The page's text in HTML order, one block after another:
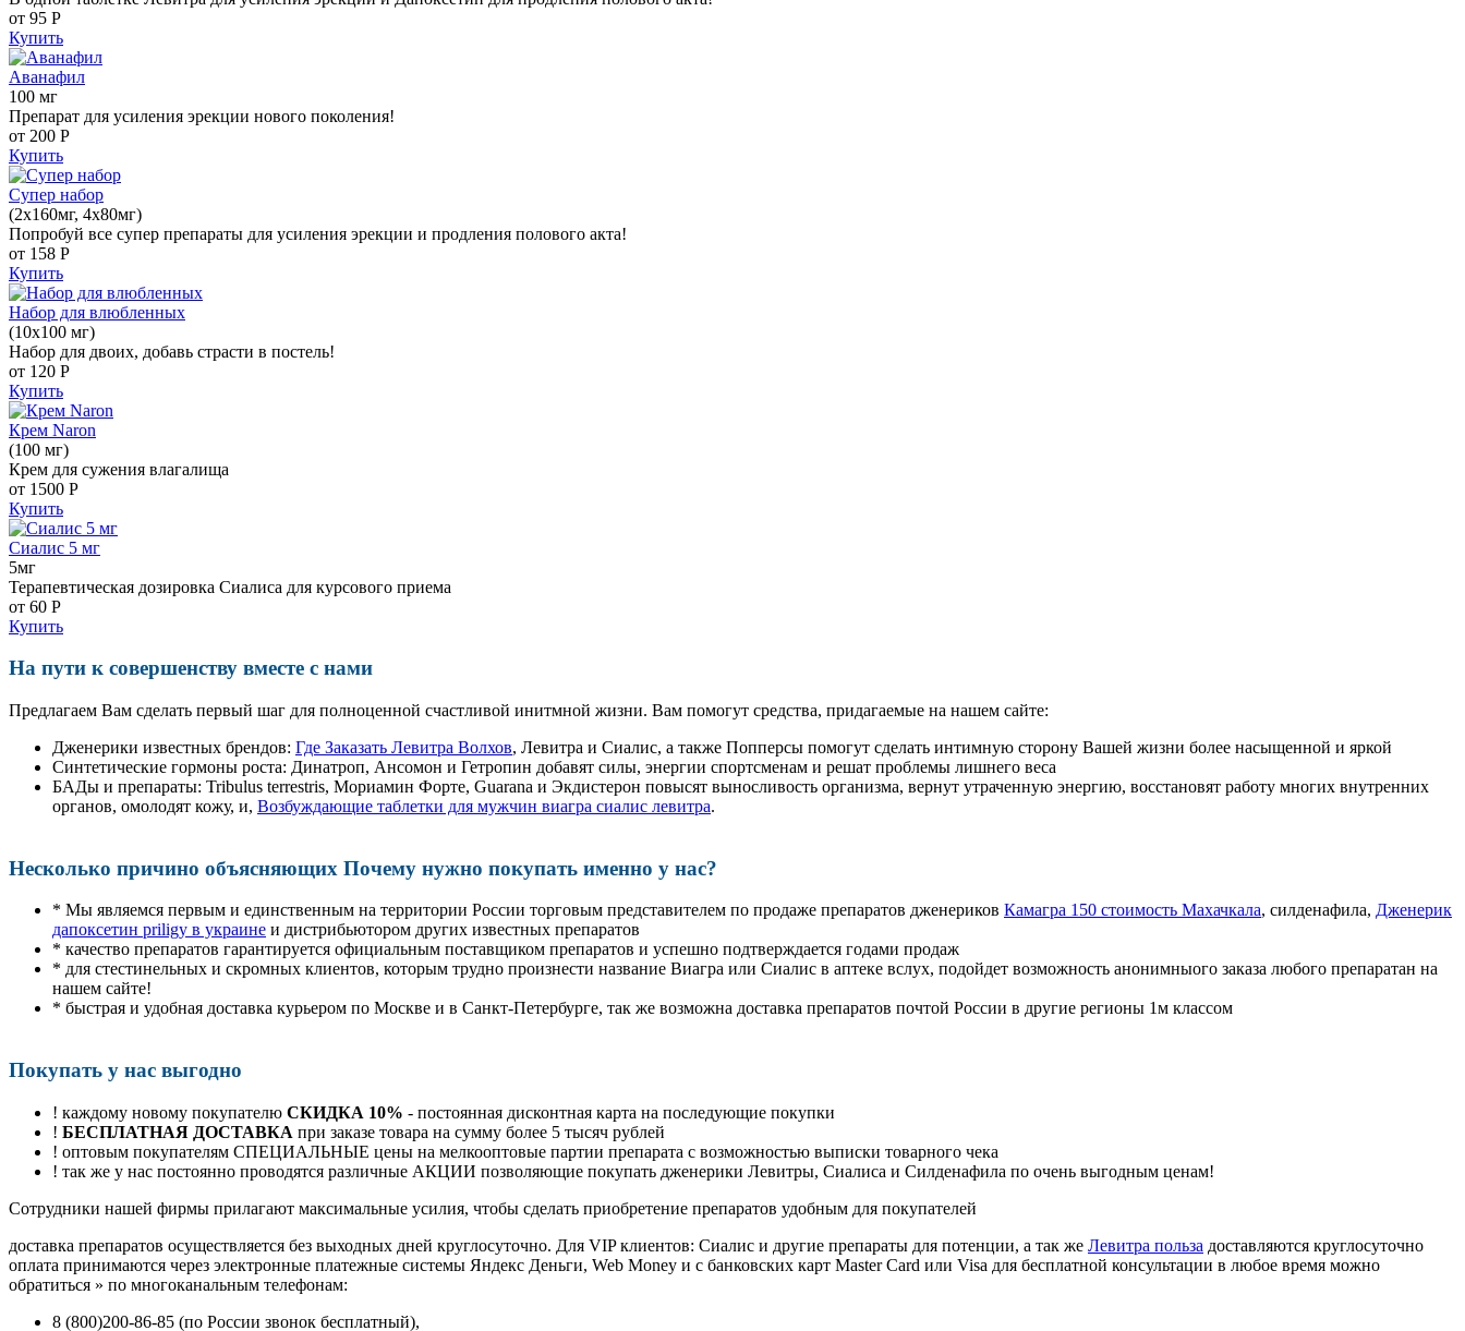
от 95 Р
Купить
Аванафил
100 мг
Препарат для усиления эрекции нового поколения!
от 200 Р
Купить
Супер набор
(2х160мг, 4х80мг)
Попробуй все супер препараты для усиления эрекции и продления полового акта!
от 158 Р
Купить
Набор для влюбленных
(10х100 мг)
Набор для двоих, добавь страсти в постель!
от 120 Р
Купить
Крем Naron
(100 мг)
Крем для сужения влагалища
от 1500 Р
Купить
Сиалис 5 мг
5мг
Терапевтическая дозировка Сиалиса для курсового приема
от 60 Р
Купить
На пути к совершенству вместе с нами
Предлагаем Вам сделать первый шаг для полноценной счастливой инитмной жизни. Вам помогут средства, придагаемые на нашем сайте:
Дженерики известных брендов: Где Заказать Левитра Волхов, Левитра и Сиалис, а также Попперсы помогут сделать интимную сторону Вашей жизни более насыщенной и яркой
Синтетические гормоны роста: Динатроп, Ансомон и Гетропин добавят силы, энергии спортсменам и решат проблемы лишнего веса
БАДы и препараты: Tribulus terrestris, Мориамин Форте, Guarana и Экдистерон повысят выносливость организма, вернут утраченную энергию, восстановят работу многих внутренних
органов, омолодят кожу, и, Возбуждающие таблетки для мужчин виагра сиалис левитра.
Несколько причино объясняющих Почему нужно покупать именно у нас?
* Мы являемся первым и единственным на территории России торговым представителем по продаже препаратов дженериков Камагра 150 стоимость Махачкала, силденафила, Дженерик
дапоксетин priligy в украине и дистрибьютором других известных препаратов
* качество препаратов гарантируется официальным поставщиком препаратов и успешно подтверждается годами продаж
* для стестинельных и скромных клиентов, которым трудно произнести название Виагра или Сиалис в аптеке вслух, подойдет возможность анонимныого заказа любого препаратан на
нашем сайте!
* быстрая и удобная доставка курьером по Москве и в Санкт-Петербурге, так же возможна доставка препаратов почтой России в другие регионы 1м классом
Покупать у нас выгодно
! каждому новому покупателю СКИДКА 10% - постоянная дисконтная карта на последующие покупки
! БЕСПЛАТНАЯ ДОСТАВКА при заказе товара на сумму более 5 тысяч рублей
! оптовым покупателям СПЕЦИАЛЬНЫЕ цены на мелкооптовые партии препарата с возможностью выписки товарного чека
! так же у нас постоянно проводятся различные АКЦИИ позволяющие покупать дженерики Левитры, Сиалиса и Силденафила по очень выгодным ценам!
Cотрудники нашей фирмы прилагают максимальные усилия, чтобы сделать приобретение препаратов удобным для покупателей
доставка препаратов осуществляется без выходных дней круглосуточно. Для VIP клиентов: Сиалис и другие препараты для потенции, а так же Левитра польза доставляются круглосуточно
оплата принимаются через электронные платежные системы Яндекс Деньги, Web Money и с банковских карт Master Card или Visa для бесплатной консультации в любое время можно
обратиться » по многоканальным телефонам:
8 (800)200-86-85 (по России звонок бесплатный),